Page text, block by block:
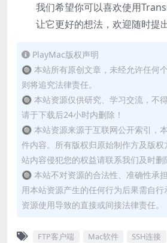
我们希望你可以喜欢使用
让它更好的想法，欢迎随时提
PlayMac版权声明
🔘 本站所有原创文章，未经允许任何
则将追究法律责任。
🔘 本站资源仅供研究、学习交流，不
请于下载后24小时内删除！
🔘 本站资源来源于互联网公开索引，
件内容。所有版权归原始制作方及版
站内容侵犯您的权益请联系我们及时删
🔘 本站不对资源的合法性、准确性承
用本站资源产生的任何行为后果需自
资源使用导致的直接或间接法律责任。
FTP客户端 Mac软件 SSH连接